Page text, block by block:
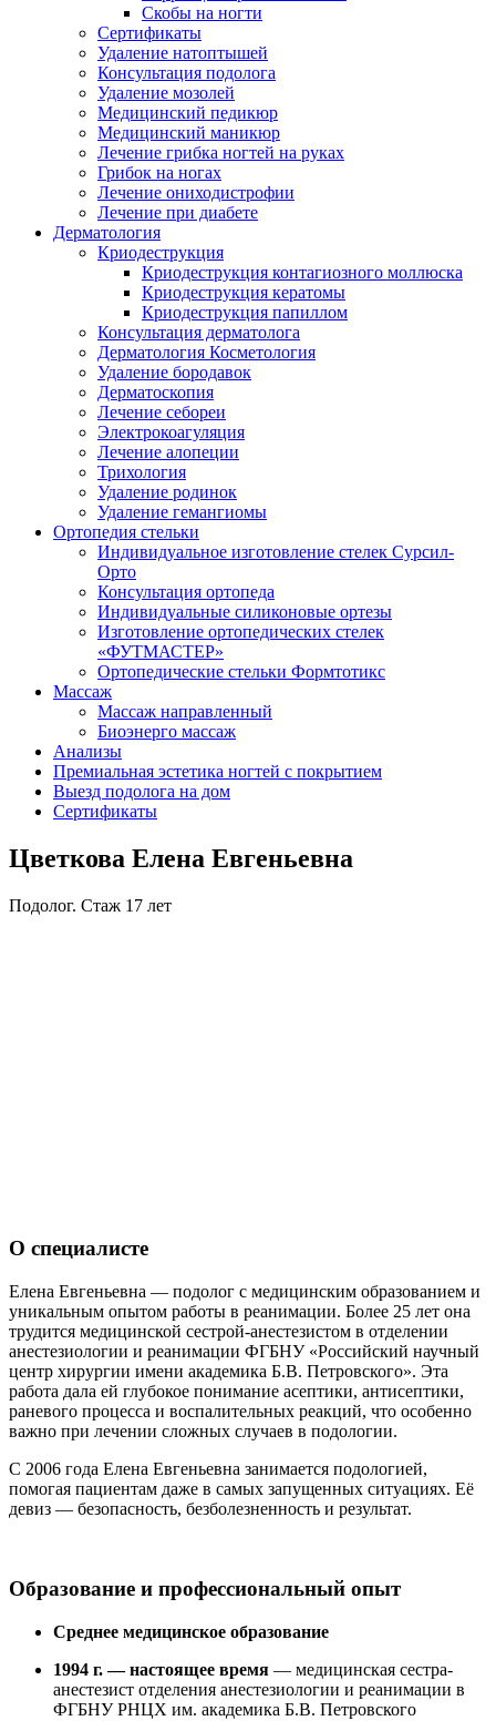
Скобы на ногти
Сертификаты
Удаление натоптышей
Консультация подолога
Удаление мозолей
Медицинский педикюр
Медицинский маникюр
Лечение грибка ногтей на руках
Грибок на ногах
Лечение ониходистрофии
Лечение при диабете
Дерматология
Криодеструкция
Криодеструкция контагиозного моллюска
Криодеструкция кератомы
Криодеструкция папиллом
Консультация дерматолога
Дерматология Косметология
Удаление бородавок
Дерматоскопия
Лечение себореи
Электрокоагуляция
Лечение алопеции
Трихология
Удаление родинок
Удаление гемангиомы
Ортопедия стельки
Индивидуальное изготовление стелек Сурсил-
Орто
Консультация ортопеда
Индивидуальные силиконовые ортезы
Изготовление ортопедических стелек
«ФУТМАСТЕР»
Ортопедические стельки Формтотикс
Массаж
Массаж направленный
Биоэнерго массаж
Анализы
Премиальная эстетика ногтей с покрытием
Выезд подолога на дом
Сертификаты
Цветкова Елена Евгеньевна
Подолог. Стаж 17 лет
О специалисте
Елена Евгеньевна — подолог с медицинским образованием и
уникальным опытом работы в реанимации. Более 25 лет она
трудится медицинской сестрой-анестезистом в отделении
анестезиологии и реанимации ФГБНУ «Российский научный
центр хирургии имени академика Б.В. Петровского». Эта
работа дала ей глубокое понимание асептики, антисептики,
раневого процесса и воспалительных реакций, что особенно
важно при лечении сложных случаев в подологии.
С 2006 года Елена Евгеньевна занимается подологией,
помогая пациентам даже в самых запущенных ситуациях. Её
девиз — безопасность, безболезненность и результат.
Образование и профессиональный опыт
Среднее медицинское образование
1994 г. — настоящее время — медицинская сестра-
анестезист отделения анестезиологии и реанимации в
ФГБНУ РНЦХ им. академика Б.В. Петровского